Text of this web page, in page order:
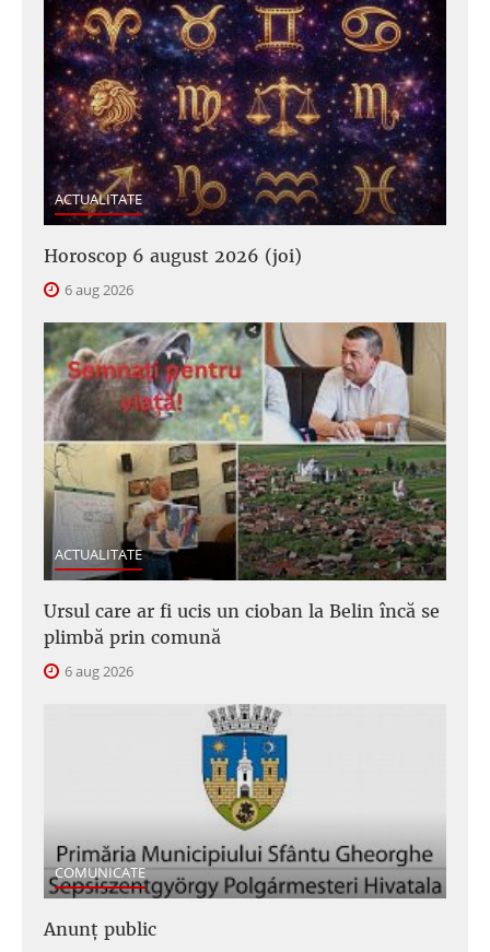
ACTUALITATE
Horoscop 6 august 2026 (joi)
6 aug 2026
ACTUALITATE
Ursul care ar fi ucis un cioban la Belin încă se
plimbă prin comună
6 aug 2026
COMUNICATE
Anunţ public